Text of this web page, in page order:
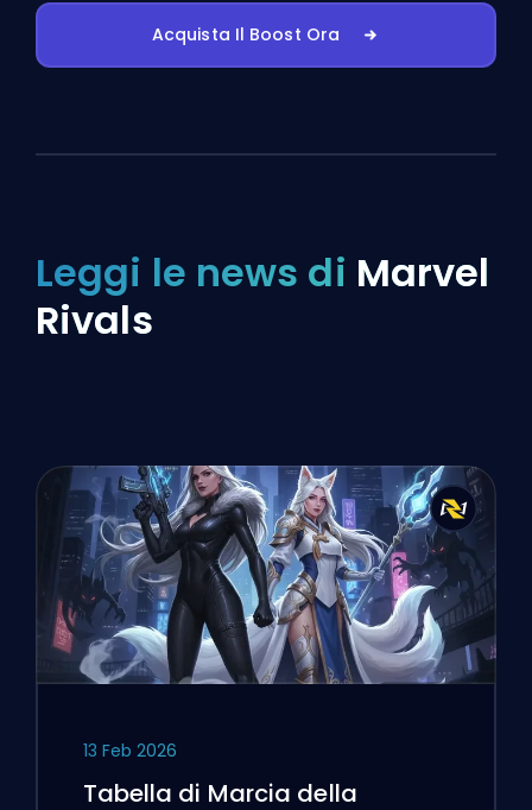
Acquista Il Boost Ora
Leggi le news di Marvel
Rivals
13 Feb 2026
Tabella di Marcia della